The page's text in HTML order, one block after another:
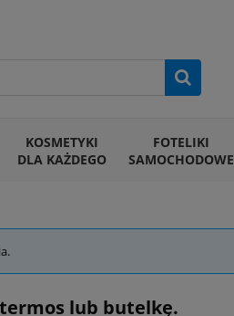
KOSMETYKI
DLA KAŻDEGO
FOTELIKI
SAMOCHODOWE
lub butelkę.